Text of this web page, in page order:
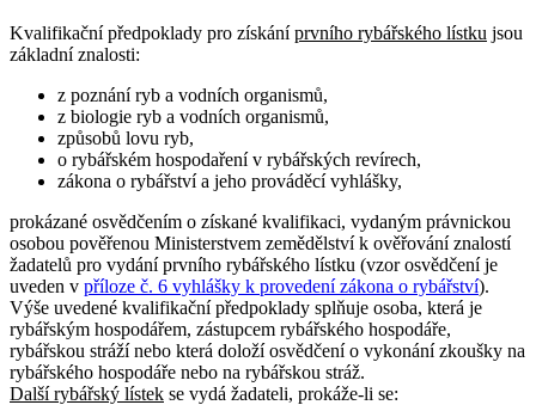
Kvalifikační předpoklady pro získáníprvního rybářského lístku jsou
základní znalosti:
z poznání ryb a vodních organismů,
z biologie ryb a vodních organismů,
způsobů lovu ryb,
o rybářském hospodaření v rybářských revírech,
zákona o rybářství a jeho prováděcí vyhlášky,
prokázané osvědčením o získané kvalifikaci, vydaným právnickou
osobou pověřenou Ministerstvem zemědělství k ověřování znalostí
žadatelů pro vydání prvního rybářského lístku (vzor osvědčení je
uveden v příloze č. 6 vyhlášky k provedení zákona o rybářství).
Výše uvedené kvalifikační předpoklady splňuje osoba, která je
rybářským hospodářem, zástupcem rybářského hospodáře,
rybářskou stráží nebo která doloží osvědčení o vykonání zkoušky na
rybářského hospodáře nebo na rybářskou stráž.
Další rybářský lístek se vydá žadateli, prokáže-li se: